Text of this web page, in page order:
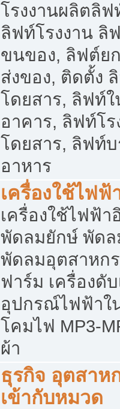
โรงงานผลิตลิ
ลิฟท์โรงงาน ลิ
ขนของ, ลิฟต์ย
ส่งของ, ติดตั้ง
โดยสาร, ลิฟท์
อาคาร, ลิฟท์โ
โดยสาร, ลิฟท์
อาหาร
เครื่องใช้ไฟฟ้
เครื่องใช้ไฟฟ้า
พัดลมยักษ์ พัด
พัดลมอุตสาหก
ฟาร์ม เครื่องดั
อุปกรณ์ไฟฟ้าใ
โคมไฟ MP3-
ผ้า
ธุรกิจ อุตสาห
เข้ากับหมวด